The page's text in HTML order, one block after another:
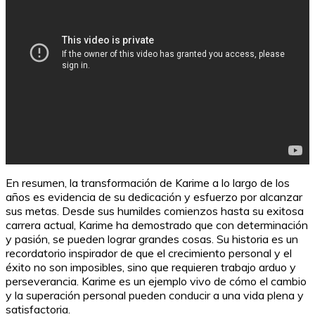
En resumen, la transformación de Karime a lo largo de los
años es evidencia de su dedicación y esfuerzo por alcanzar
sus metas. Desde sus humildes comienzos hasta su exitosa
carrera actual, Karime ha demostrado que con determinación
y pasión, se pueden lograr grandes cosas. Su historia es un
recordatorio inspirador de que el crecimiento personal y el
éxito no son imposibles, sino que requieren trabajo arduo y
perseverancia. Karime es un ejemplo vivo de cómo el cambio
y la superación personal pueden conducir a una vida plena y
satisfactoria.